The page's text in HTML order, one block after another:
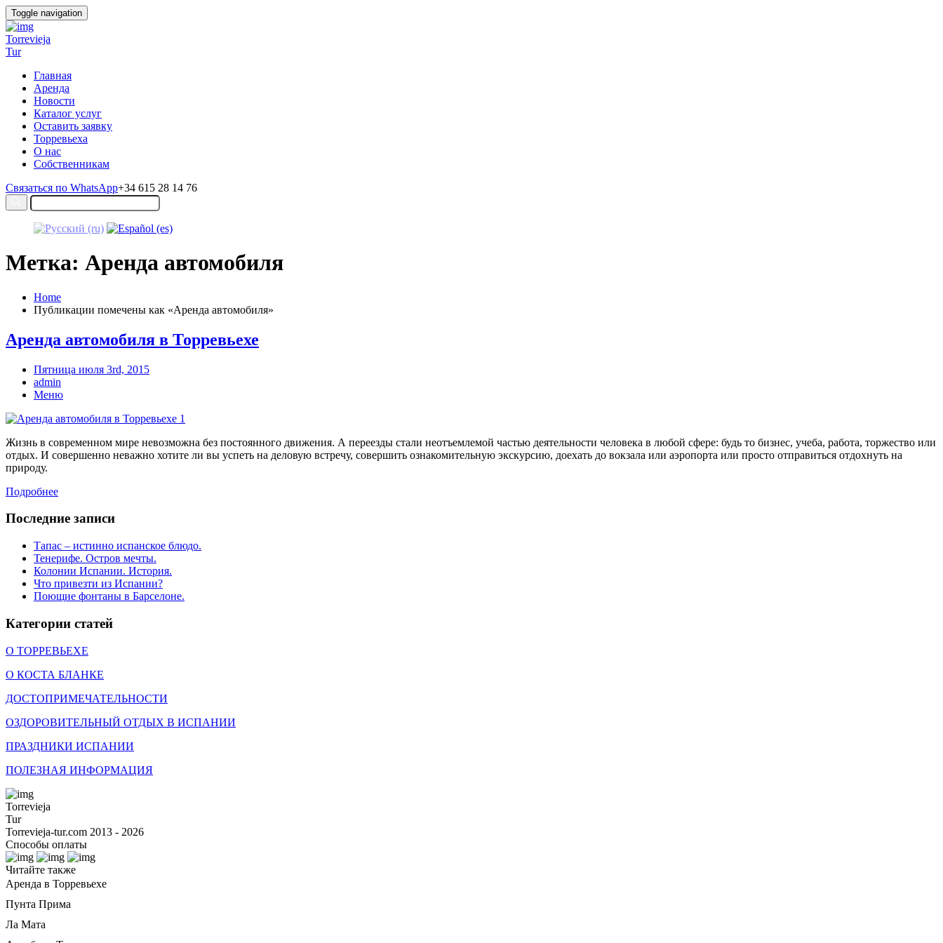
Toggle navigation
Torrevieja
Tur
Главная
Аренда
Новости
Каталог услуг
Оставить заявку
Торревьеха
О нас
Собственникам
Связаться по WhatsApp+34 615 28 14 76
Метка: Аренда автомобиля
Home
Публикации помечены как «Аренда автомобиля»
Аренда автомобиля в Торревьехе
Пятница июля 3rd, 2015
admin
Меню
Жизнь в современном мире невозможна без постоянного движения. А переезды стали неотъемлемой частью деятельности человека в любой сфере: будь то бизнес, учеба, работа, торжество или
отдых. И совершенно неважно хотите ли вы успеть на деловую встречу, совершить ознакомительную экскурсию, доехать до вокзала или аэропорта или просто отправиться отдохнуть на
природу.
Подробнее
Последние записи
Тапас – истинно испанское блюдо.
Тенерифе. Остров мечты.
Колонии Испании. История.
Что привезти из Испании?
Поющие фонтаны в Барселоне.
Категории статей
О ТОРРЕВЬЕХЕ
О КОСТА БЛАНКЕ
ДОСТОПРИМЕЧАТЕЛЬНОСТИ
ОЗДОРОВИТЕЛЬНЫЙ ОТДЫХ В ИСПАНИИ
ПРАЗДНИКИ ИСПАНИИ
ПОЛЕЗНАЯ ИНФОРМАЦИЯ
Torrevieja
Tur
Torrevieja-tur.com 2013 - 2026
Способы оплаты
Читайте также
Аренда в Торревьехе
Пунта Прима
Ла Мата